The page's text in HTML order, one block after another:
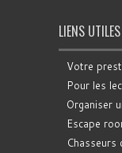
LIENS UTILES
Votre
Pour les
Organiser
Escape
Chasseurs